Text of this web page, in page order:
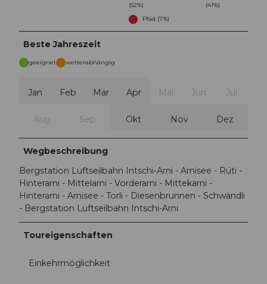
(52%)
(41%)
Pfad (7%)
Beste Jahreszeit
geeignet wetterabhängig
Jan Feb Mär Apr Mai Jun Jul
Aug Sep Okt Nov Dez
Wegbeschreibung
Bergstation Luftseilbahn Intschi-Arni - Arnisee - Rüti -
Hinterarni - Mittelarni - Vorderarni - Mittekarni -
Hinterarni - Arnisee - Torli - Diesenbrunnen - Schwändli
- Bergstation Luftseilbahn Intschi-Arni
Toureigenschaften
Einkehrmöglichkeit